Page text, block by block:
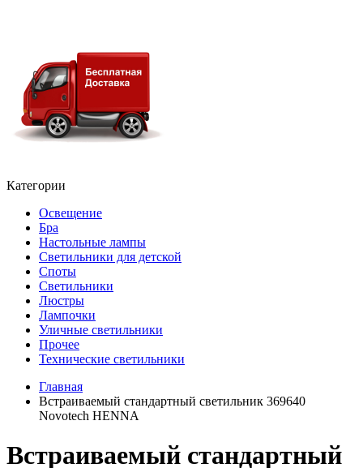
Категории
Освещение
Бра
Настольные лампы
Светильники для детской
Споты
Светильники
Люстры
Лампочки
Уличные светильники
Прочее
Технические светильники
Главная
Встраиваемый стандартный светильник 369640
Novotech HENNA
Встраиваемый стандартный